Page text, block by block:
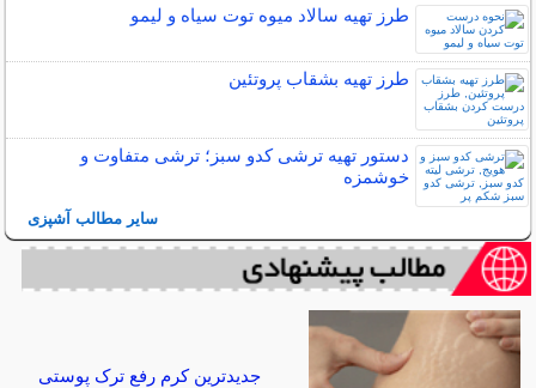
طرز تهیه سالاد میوه توت سیاه و لیمو
طرز تهیه بشقاب پروتئین
دستور تهیه ترشی کدو سبز؛ ترشی متفاوت و
خوشمزه
سایر مطالب آشپزی
جدیدترین کرم رفع ترک پوستی